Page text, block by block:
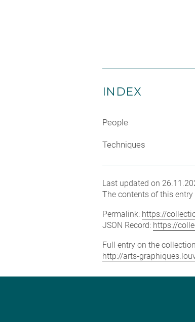
INDEX
People
Techniques
Last updated on
The contents of this
Permalink: https://
JSON Record: https://
Full entry on the
http://arts-